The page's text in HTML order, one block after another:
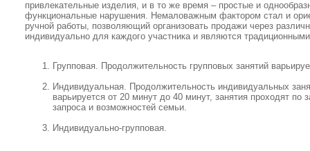
привлекательные изделия, и в то же время – простые и
функциональные нарушения. Немаловажным фактором стал и
ручной работы, позволяющий организовать продажи через
индивидуально для каждого участника и являются
Групповая. Продолжительность групповых занятий
Индивидуальная. Продолжительность индивидуальных
варьируется от 20 минут до 40 минут, занятия проходят
запроса и возможностей семьи.
Индивидуально-групповая.